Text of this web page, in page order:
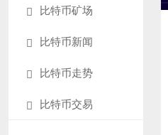
比特币矿场
比特币新闻
比特币走势
比特币交易